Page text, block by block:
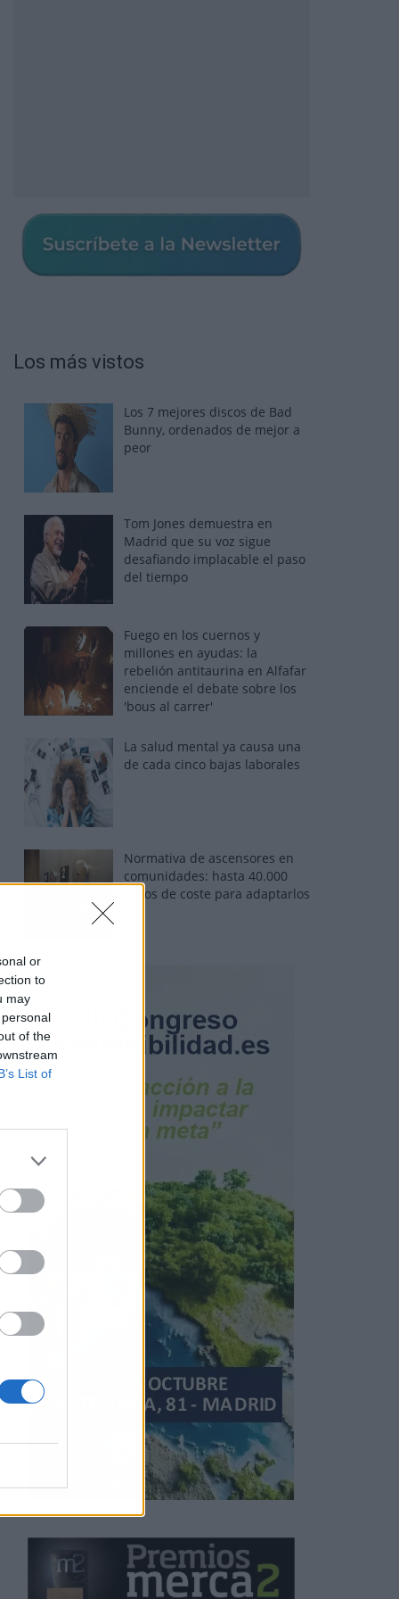
or
to
may
of the
List of
Los más vistos
Los 7 mejores discos de Bad
Bunny, ordenados de mejor a
peor
Tom Jones demuestra en
Madrid que su voz sigue
desafiando implacable el paso
del tiempo
Fuego en los cuernos y
millones en ayudas: la
rebelión antitaurina en Alfafar
enciende el debate sobre los
'bous al carrer'
La salud mental ya causa una
de cada cinco bajas laborales
Normativa de ascensores en
comunidades: hasta 40.000
euros de coste para adaptarlos